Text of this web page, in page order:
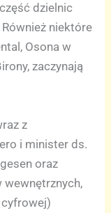
dzielnic
niektóre
Osona w
zaczynają
z
i minister ds.
oraz